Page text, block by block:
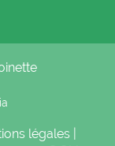
légales